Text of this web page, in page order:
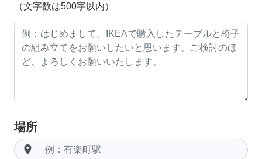
（文字数は500字以内）
場所
room